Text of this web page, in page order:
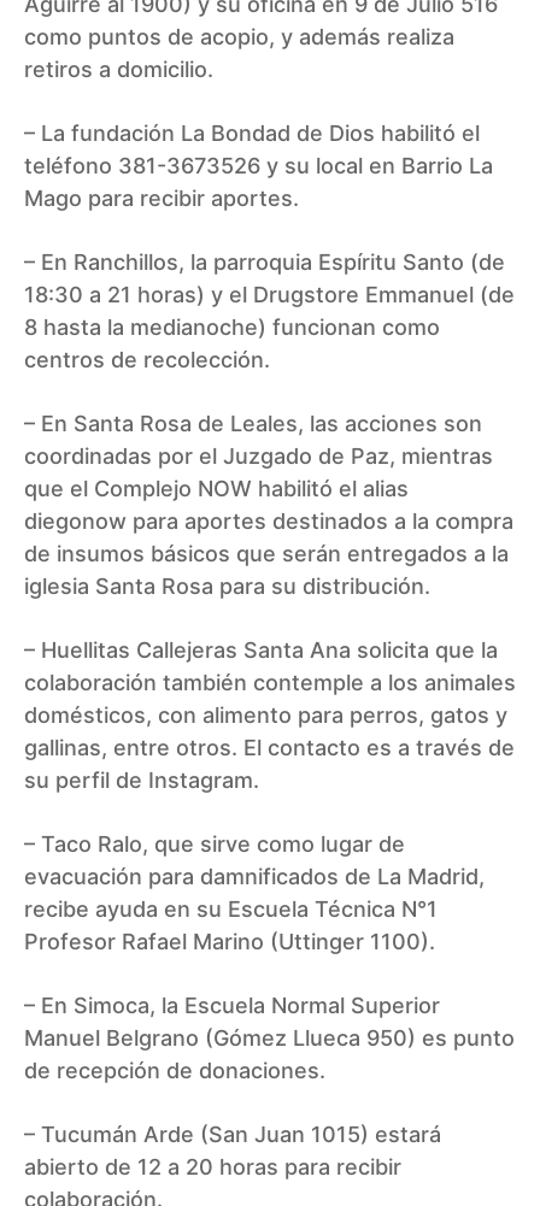
como puntos de acopio, y además realiza
retiros a domicilio.
– La fundación La Bondad de Dios habilitó el
teléfono 381-3673526 y su local en Barrio La
Mago para recibir aportes.
– En Ranchillos, la parroquia Espíritu Santo (de
18:30 a 21 horas) y el Drugstore Emmanuel (de
8 hasta la medianoche) funcionan como
centros de recolección.
– En Santa Rosa de Leales, las acciones son
coordinadas por el Juzgado de Paz, mientras
que el Complejo NOW habilitó el alias
diegonow para aportes destinados a la compra
de insumos básicos que serán entregados a la
iglesia Santa Rosa para su distribución.
– Huellitas Callejeras Santa Ana solicita que la
colaboración también contemple a los animales
domésticos, con alimento para perros, gatos y
gallinas, entre otros. El contacto es a través de
su perfil de Instagram.
– Taco Ralo, que sirve como lugar de
evacuación para damnificados de La Madrid,
recibe ayuda en su Escuela Técnica N°1
Profesor Rafael Marino (Uttinger 1100).
– En Simoca, la Escuela Normal Superior
Manuel Belgrano (Gómez Llueca 950) es punto
de recepción de donaciones.
– Tucumán Arde (San Juan 1015) estará
abierto de 12 a 20 horas para recibir
colaboración.